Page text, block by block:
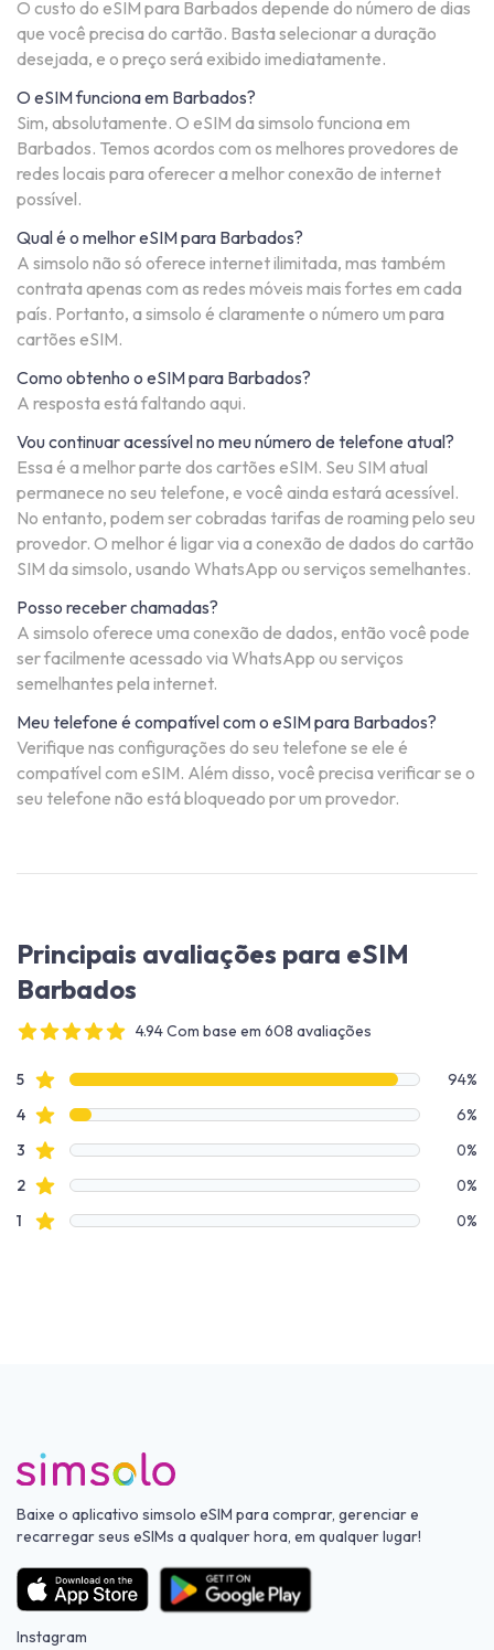
O custo do eSIM para Barbados depende do número de dias
que você precisa do cartão. Basta selecionar a duração
desejada, e o preço será exibido imediatamente.
O eSIM funciona em Barbados?
Sim, absolutamente. O eSIM da simsolo funciona em
Barbados. Temos acordos com os melhores provedores de
redes locais para oferecer a melhor conexão de internet
possível.
Qual é o melhor eSIM para Barbados?
A simsolo não só oferece internet ilimitada, mas também
contrata apenas com as redes móveis mais fortes em cada
país. Portanto, a simsolo é claramente o número um para
cartões eSIM.
Como obtenho o eSIM para Barbados?
A resposta está faltando aqui.
Vou continuar acessível no meu número de telefone atual?
Essa é a melhor parte dos cartões eSIM. Seu SIM atual
permanece no seu telefone, e você ainda estará acessível.
No entanto, podem ser cobradas tarifas de roaming pelo seu
provedor. O melhor é ligar via a conexão de dados do cartão
SIM da simsolo, usando WhatsApp ou serviços semelhantes.
Posso receber chamadas?
A simsolo oferece uma conexão de dados, então você pode
ser facilmente acessado via WhatsApp ou serviços
semelhantes pela internet.
Meu telefone é compatível com o eSIM para Barbados?
Verifique nas configurações do seu telefone se ele é
compatível com eSIM. Além disso, você precisa verificar se o
seu telefone não está bloqueado por um provedor.
Principais avaliações para eSIM
Barbados
4.94 Com base em 608 avaliações
Dados de avaliação
5avaliações de estrelas
94%
4avaliações de estrelas
6%
3 avaliações de estrelas
0%
2avaliações de estrelas
0%
1 avaliações de estrelas 0%
Baixe o aplicativo simsolo eSIM para comprar, gerenciar e
recarregar seus eSIMs a qualquer hora, em qualquer lugar!
Instagram